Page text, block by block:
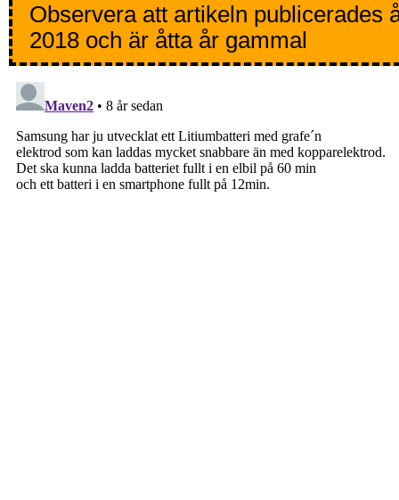
Observera att artikeln publicerades
2018 och är åtta år gammal